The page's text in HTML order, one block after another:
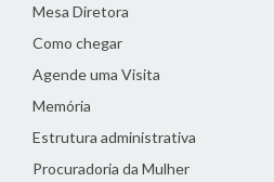
Mesa Diretora
Como chegar
Agende uma Visita
Memória
Estrutura administrativa
Procuradoria da Mulher